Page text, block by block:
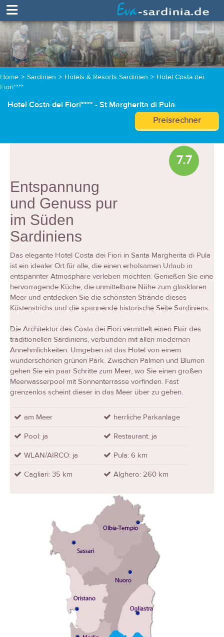
≡
Home > Sardinien > Hotels & Resorts Sardinien > Hotel Costa dei
Fiori****
Hotel Costa dei Fiori**** - St Margherita di Pula
Preisrechner
7.7
Entspannung
und Genuss pur
im Süden
Sardiniens
Das elegante Hotel Costa dei Fiori in Santa Margherita di Pula
ist ein idealer Ort für alle, die einen erholsamen Urlaub in
entspannter Atmosphäre verleben möchten. Genießen Sie eine
hervorragende Küche, die unmittelbare Nähe zum glasklaren
Meer und entdecken Sie die schönsten Strände dieses
Küstenstrichs und die spannende historische Seite Sardiniens.
Die Architektur des Costa dei Fiori vermittelt einen Flair des
traditionellen Sardiniens, verbunden mit allen modernen
Annehmlichkeiten. Umgeben ist das Hotel von einem
wunderschönen grünen Park. Zwischen Palmen und Blumen
gehen Sie ein paar Schritte zum Meer, wo Sie einen großen
Meerwasserpool mit Sonnenterrasse vorfinden. Fast
grenzenlos scheint dieser in das Meer über zu gehen.
am Meer
herrliche Parkanlage
Pool: ja
Restaurant: ja
WLAN/AIRCO: ja
Pula: 6 km
Cagliari: 35 km
Alghero: 260 km